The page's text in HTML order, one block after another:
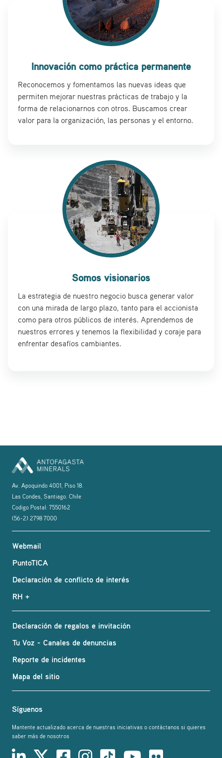
Innovación como práctica permanente
Reconocemos y fomentamos las nuevas ideas que
permiten mejorar nuestras prácticas de trabajo y la
forma de relacionarnos con otros. Buscamos crear
valor para la organización, las personas y el entorno.
Somos visionarios
La estrategia de nuestro negocio busca generar valor
con una mirada de largo plazo, tanto para el accionista
como para otros públicos de interés. Aprendemos de
nuestros errores y tenemos la flexibilidad y coraje para
enfrentar desafíos cambiantes.
Av. Apoquindo 4001, Piso 18.
Las Condes, Santiago. Chile
Codigo Postal: 7550162
(56-2) 2798 7000
Webmail
PuntoTICA
Declaración de conflicto de interés
RH +
Declaración de regalos e invitación
Tu Voz - Canales de denuncias
Reporte de incidentes
Mapa del sitio
Síguenos
Mantente actualizado acerca de nuestras iniciativas o contáctanos si quieres
saber más de nosotros